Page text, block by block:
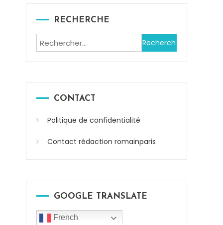
RECHERCHE
Rechercher :
CONTACT
Politique de confidentialité
Contact rédaction romainparis
GOOGLE TRANSLATE
French